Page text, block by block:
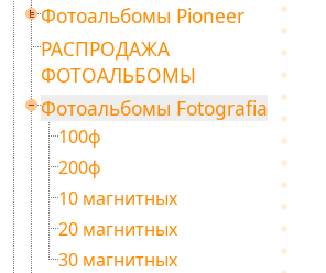
Фотоальбомы Pioneer
РАСПРОДАЖА
ФОТОАЛЬБОМЫ
Фотоальбомы Fotografia
100ф
200ф
10 магнитных
20 магнитных
30 магнитных